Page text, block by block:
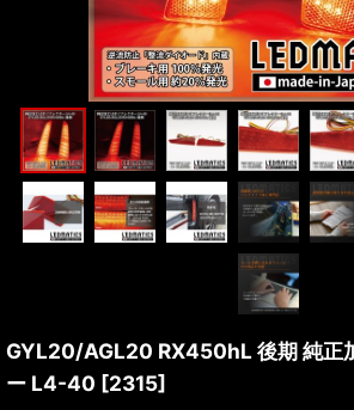
GYL20/AGL20 RX450hL 後期 純正
ー L4-40 [2315]